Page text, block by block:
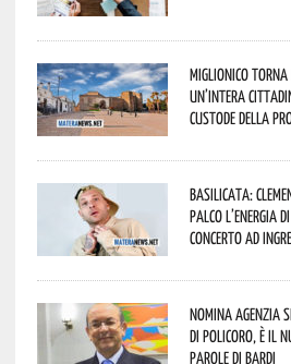
Miglionico torna
un’intera
custode della
Basilicata:
palco l’energia
concerto ad
Nomina Agenzia
di Policoro, è il
parole di Bardi